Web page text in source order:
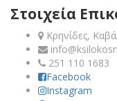
Στοιχεία
Κρηνίδες,
251 110 1683
Facebook
Instagram